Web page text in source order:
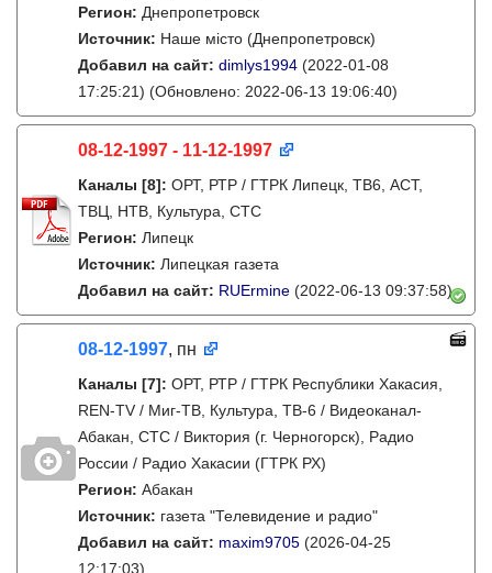
Регион: Днепропетровск
Источник: Наше місто (Днепропетровск)
Добавил на сайт: dimlys1994 (2022-01-08
17:25:21) (Обновлено: 2022-06-13 19:06:40)
08-12-1997 - 11-12-1997
Каналы [8]: ОРТ, РТР / ГТРК Липецк, ТВ6, АСТ,
ТВЦ, НТВ, Культура, СТС
Регион: Липецк
Источник: Липецкая газета
Добавил на сайт: RUErmine (2022-06-13 09:37:58)
08-12-1997, пн
Каналы [7]: ОРТ, РТР / ГТРК Республики Хакасия,
REN-TV / Миг-ТВ, Культура, ТВ-6 / Видеоканал-
Абакан, СТС / Виктория (г. Черногорск), Радио
России / Радио Хакасии (ГТРК РХ)
Регион: Абакан
Источник: газета "Телевидение и радио"
Добавил на сайт: maxim9705 (2026-04-25
12:17:03)